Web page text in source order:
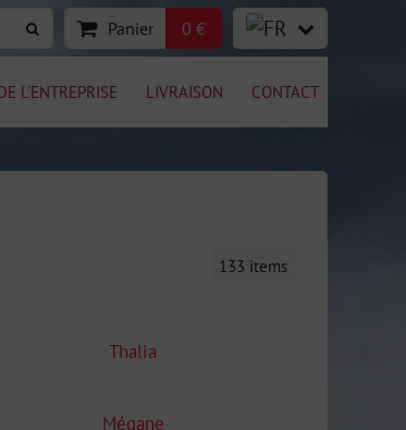
Panier 0 €
L'ENTREPRISE LIVRAISON CONTACT
133 items
Thalia
Mégane